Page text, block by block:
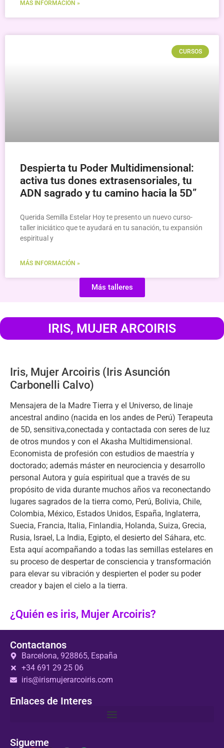
MÁS INFORMACIÓN »
CURSOS
Despierta tu Poder Multidimensional:
activa tus dones extrasensoriales, tu
ADN sagrado y tu camino hacia la 5D”
Querida Semilla Estelar Hoy te presento un nuevo curso-
taller iniciático que te ayudará en tu sanación, tu expansión
espiritual y
MÁS INFORMACIÓN »
Más talleres
IRIS, MUJER ARCOIRIS
Iris, Mujer Arcoiris (Iris Asunción
Carbonelli Calvo)
Mensajera de la Madre Tierra y el Universo, de linaje
ancestral andino (nacida en los andes de Perú) Terapeuta
de 5D, sensitiva,conectada y contactada con seres de luz
de otros mundos y con el Akasha Multidimensional.
Economista de profesión con estudios de maestría y
doctorado; además máster en neurociencia y desarrollo
personal Autora y guía espiritual que a través de su
propósito de vida durante muchos años va reconectando
lugares sagrados de la tierra como, Perú, Bolivia, Chile,
Colombia, México, Estados Unidos, España, Inglaterra,
Suecia, Francia, Italia, Finlandia, Holanda, Suiza, Grecia,
Rusia, Israel, La India, Egipto, el desierto del Sáhara, etc.
Esta aquí acompañando a todas las semillas estelares en
su proceso de despertar de consciencia y transformación
para elevar su vibración y despierten el poder su poder
creador y bajen el cielo a la tierra.
¿Quién es iris, Mujer Arcoiris?
Contactanos
Barcelona, 928865, España
+34 691 29 25 06
iris@irismujerarcoiris.com
Enlaces de Interes
Sigueme